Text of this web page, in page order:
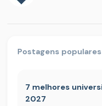
Postagens populares
7 melhores
2027